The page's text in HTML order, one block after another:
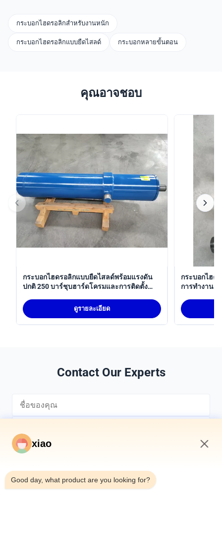
กระบอกไฮดรอลิกสำหรับงานหนัก
กระบอกไฮดรอลิกแบบยืดไสลด์ กระบอกหลายขั้นตอน
คุณอาจชอบ
กระบอกไฮดรอลิกแบบยืดไสลด์พร้อมแรงดัน
ปกติ 250 บาร์ชุบฮาร์ดโครมและการติดตั้ง
ดูรายละเอียด
กระบอกไฮด
การทํางาน
กับ ISO 6022
Contact Our Experts
*
xiao
Good day, what product are you looking for?